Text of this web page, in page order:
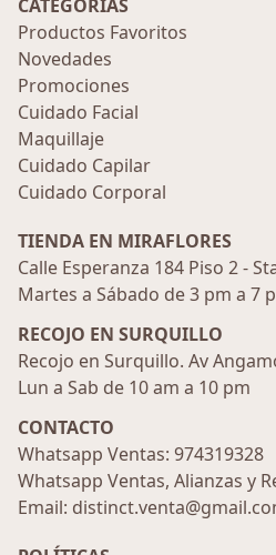
CATEGORÍAS
Productos Favoritos
Novedades
Promociones
Cuidado Facial
Maquillaje
Cuidado Capilar
Cuidado Corporal
TIENDA EN MIRAFLORES
Calle Esperanza 184 Piso 2 -
Martes a Sábado de 3 pm a 7
RECOJO EN SURQUILLO
Recojo en Surquillo. Av
Lun a Sab de 10 am a 10 pm
CONTACTO
Whatsapp Ventas: 974319328
Whatsapp Ventas, Alianzas y
Email: